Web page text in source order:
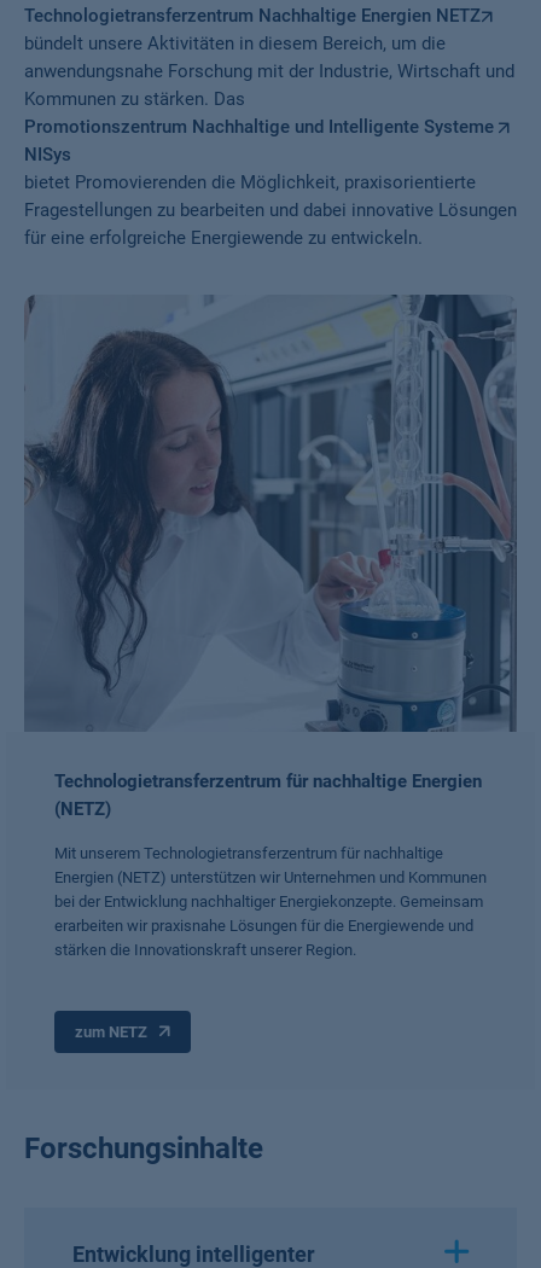
Technologietransferzentrum Nachhaltige Energien NETZ
bündelt unsere Aktivitäten in diesem Bereich, um die
anwendungsnahe Forschung mit der Industrie, Wirtschaft und
Kommunen zu stärken. Das
Promotionszentrum Nachhaltige und Intelligente Systeme
NISys
bietet Promovierenden die Möglichkeit, praxisorientierte
Fragestellungen zu bearbeiten und dabei innovative Lösungen
für eine erfolgreiche Energiewende zu entwickeln.
Technologietransferzentrum für nachhaltige Energien
(NETZ)
Mit unserem Technologietransferzentrum für nachhaltige
Energien (NETZ) unterstützen wir Unternehmen und Kommunen
bei der Entwicklung nachhaltiger Energiekonzepte. Gemeinsam
erarbeiten wir praxisnahe Lösungen für die Energiewende und
stärken die Innovationskraft unserer Region.
zum NETZ
Forschungsinhalte
Entwicklung intelligenter